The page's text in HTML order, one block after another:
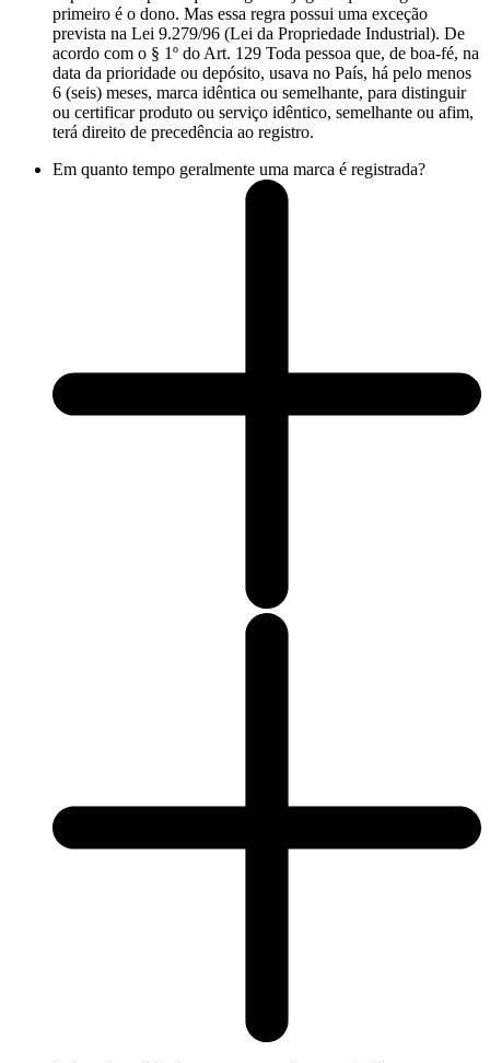
primeiro é o dono. Mas essa regra possui uma exceção
prevista na Lei 9.279/96 (Lei da Propriedade Industrial). De
acordo com o § 1º do Art. 129 Toda pessoa que, de boa-fé, na
data da prioridade ou depósito, usava no País, há pelo menos
6 (seis) meses, marca idêntica ou semelhante, para distinguir
ou certificar produto ou serviço idêntico, semelhante ou afim,
terá direito de precedência ao registro.
Em quanto tempo geralmente uma marca é registrada?